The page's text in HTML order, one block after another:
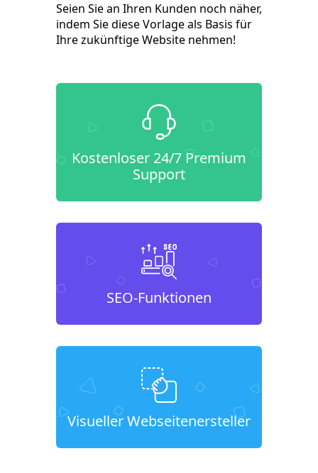
Seien Sie an Ihren Kunden noch näher,
indem Sie diese Vorlage als Basis für
Ihre zukünftige Website nehmen!
Kostenloser 24/7 Premium
Support
SEO-Funktionen
Visueller Webseitenersteller